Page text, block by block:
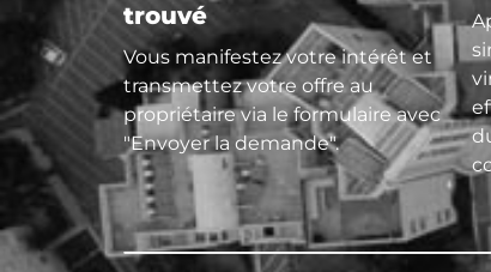
trouvé
Vous manifestez votre intérêt et
transmettez votre offre au
propriétaire via le formulaire avec
"Envoyer la demande".